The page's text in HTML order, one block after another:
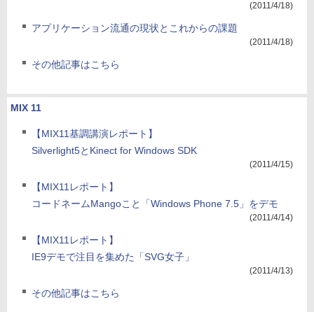
(2011/4/18)
アプリケーション流通の現状とこれからの課題
(2011/4/18)
その他記事はこちら
MIX 11
【MIX11基調講演レポート】
Silverlight5とKinect for Windows SDK
(2011/4/15)
【MIX11レポート】
コードネームMangoこと「Windows Phone 7.5」をデモ
(2011/4/14)
【MIX11レポート】
IE9デモで注目を集めた「SVG女子」
(2011/4/13)
その他記事はこちら